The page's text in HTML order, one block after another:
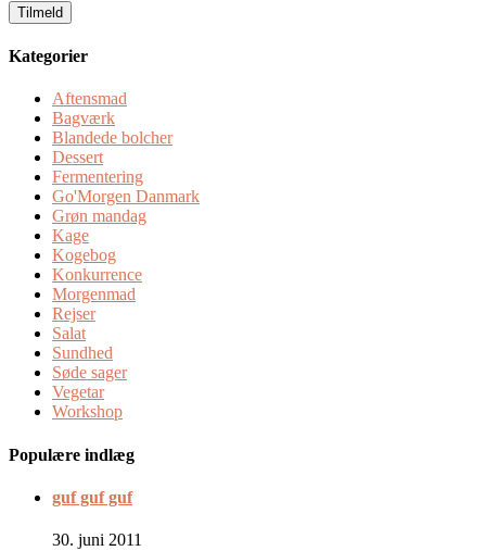
Kategorier
Aftensmad
Bagværk
Blandede bolcher
Dessert
Fermentering
Go'Morgen Danmark
Grøn mandag
Kage
Kogebog
Konkurrence
Morgenmad
Rejser
Salat
Sundhed
Søde sager
Vegetar
Workshop
Populære indlæg
guf guf guf
30. juni 2011